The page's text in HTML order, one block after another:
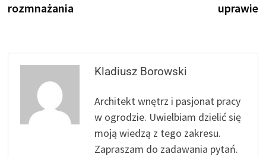
rozmnażania
uprawie
Kladiusz Borowski
Architekt wnętrz i pasjonat pracy
w ogrodzie. Uwielbiam dzielić się
moją wiedzą z tego zakresu.
Zapraszam do zadawania pytań.